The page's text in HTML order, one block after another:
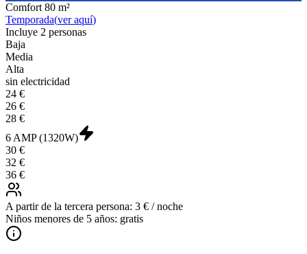
Comfort 80 m²
Temporada(ver aquí)
Incluye 2 personas
Baja
Media
Alta
sin electricidad
24 €
26 €
28 €
6 AMP (1320W)
30 €
32 €
36 €
A partir de la tercera persona: 3 € / noche
Niños menores de 5 años: gratis